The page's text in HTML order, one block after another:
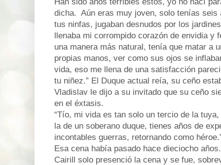
dicha. Aún eras muy joven, solo tenías
tus ninfas, jugaban desnudos por los
llenaba mi corrompido corazón de envidia y
una manera más natural, tenía que matar a
propias manos, ver como sus ojos se
vida, eso me llena de una satisfacción
tu niñez.” El Duque actual reía, su ceño
Vladislav le dijo a su invitado que su ceño
en el éxtasis.
“Tío, mi vida es tan solo un tercio de la
la de un soberano duque, tienes años de
incontables guerras, retornando como
Esa cena había pasado hace dieciocho
Cairill solo presenció la cena y se fue,